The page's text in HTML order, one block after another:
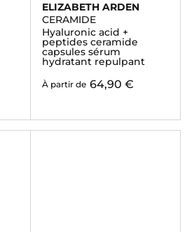
ELIZABETH ARDEN
CERAMIDE
Hyaluronic acid +
peptides ceramide
capsules sérum
hydratant repulpant
À partir de 64,90 €